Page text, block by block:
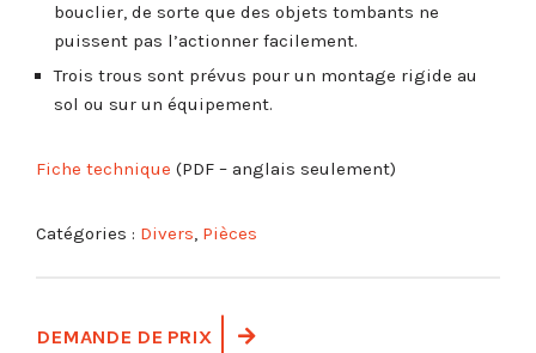
bouclier, de sorte que des objets tombants ne
puissent pas l’actionner facilement.
Trois trous sont prévus pour un montage rigide au
sol ou sur un équipement.
Fiche technique (PDF – anglais seulement)
Catégories : Divers, Pièces
DEMANDE DE PRIX